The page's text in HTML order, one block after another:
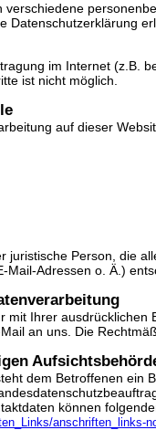
Datenschutzerklärung
im Internet (z.B.
ist nicht möglich.
auf dieser
juristische Person, die
Mail-Adressen o. Ä.)
Ihrer
an uns. Die
dem Betroffenen ein
können
anschriften_links-